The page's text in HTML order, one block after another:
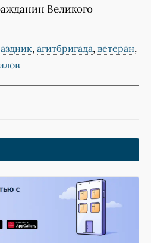
Великого
, агитбригада, ветеран,